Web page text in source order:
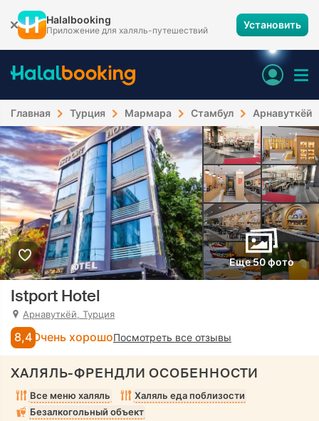
Halalbooking
Приложение для халяль-путешествий Установить
Главная Турция Мармара Стамбул Арнавуткёй
Еще 50 фото
Istport Hotel
Арнавуткёй, Турция
8,4 Очень хорошоПосмотреть все отзывы
ХАЛЯЛЬ-ФРЕНДЛИ ОСОБЕННОСТИ
Все меню халяль
Халяль еда поблизости
Безалкогольный объект